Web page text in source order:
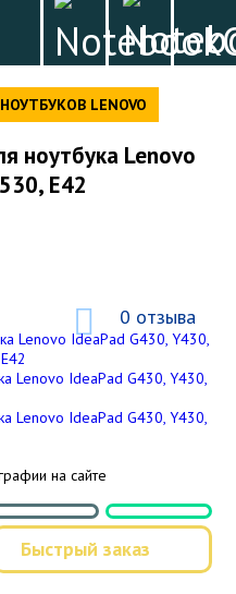
LENOVO
ноутбука Lenovo
E42
0 отзыва
на сайте
Быстрый заказ